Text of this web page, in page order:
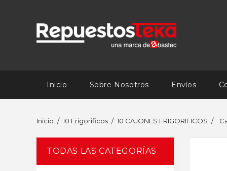
Inicio Sobre Nosotros Envíos
Inicio 10 Frigorificos 10 CAJONES FRIGORIFICOS
TODAS LAS CATEGORÍAS